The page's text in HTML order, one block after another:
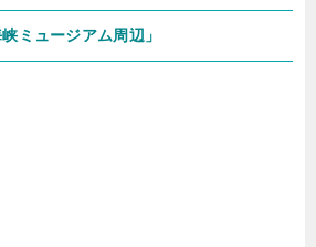
ミュージアム周辺」